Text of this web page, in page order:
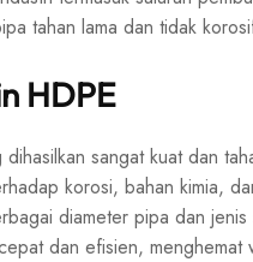
tahan lama dan tidak
HDPE
sangat kuat dan
korosi, bahan kimia,
diameter pipa dan jenis
dan efisien, menghemat